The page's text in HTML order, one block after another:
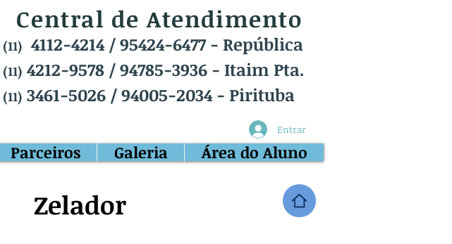
Central de Atendimento
(11) 4112-4214 / 95424-6477 - República
(11) 4212-9578 / 94785-3936 - Itaim Pta.
(11) 3461-5026 / 94005-2034 - Pirituba
Entrar
Parceiros Galeria Área do Aluno
Zelador